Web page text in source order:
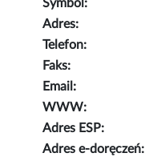
Symbol:
Adres:
Telefon:
Faks:
Email:
WWW:
Adres ESP:
Adres e-doręczeń: